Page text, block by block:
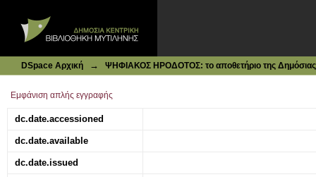
DSpace Αρχική → ΨΗΦΙΑΚΟΣ ΗΡΟΔΟΤΟΣ: το αποθετήριο της Δημόσιας
Εμφάνιση απλής εγγραφής
dc.date.accessioned
dc.date.available
dc.date.issued